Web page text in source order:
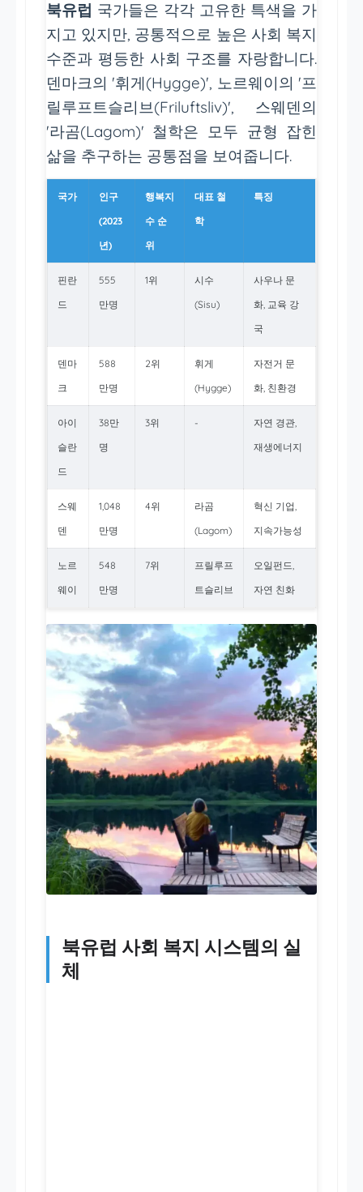
북유럽 국가들은 각각 고유한 특색을 가
지고 있지만, 공통적으로 높은 사회 복지
수준과 평등한 사회 구조를 자랑합니다.
덴마크의 '휘게(Hygge)', 노르웨이의 '프
릴루프트슬리브(Friluftsliv)', 스웨덴의
'라곰(Lagom)' 철학은 모두 균형 잡힌
삶을 추구하는 공통점을 보여줍니다.
국가
인구
(2023
년)
행복지
수 순
위
대표 철
학
특징
핀란
드
555
만명
1위
시수
(Sisu)
사우나 문
화, 교육 강
국
덴마
크
588
만명
2위
휘게
(Hygge)
자전거 문
화, 친환경
아이
슬란
드
38만
명
3위 -
자연 경관,
재생에너지
스웨
덴
1,048
만명
4위
라곰
(Lagom)
혁신 기업,
지속가능성
노르
웨이
548
만명
7위
프릴루프
트슬리브
오일펀드,
자연 친화
북유럽 사회 복지 시스템의 실
체